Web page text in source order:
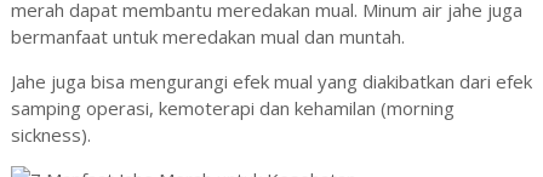
merah dapat membantu meredakan mual. Minum air jahe juga
bermanfaat untuk meredakan mual dan muntah.
Jahe juga bisa mengurangi efek mual yang diakibatkan dari efek
samping operasi, kemoterapi dan kehamilan (morning
sickness).